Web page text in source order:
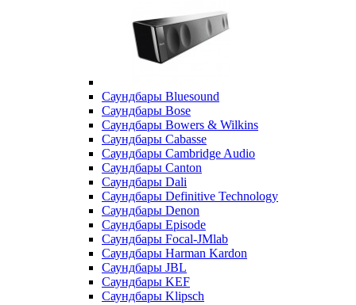
Саундбары Bluesound
Саундбары Bose
Саундбары Bowers & Wilkins
Саундбары Cabasse
Саундбары Cambridge Audio
Саундбары Canton
Саундбары Dali
Саундбары Definitive Technology
Саундбары Denon
Саундбары Episode
Саундбары Focal-JMlab
Саундбары Harman Kardon
Саундбары JBL
Саундбары KEF
Саундбары Klipsch